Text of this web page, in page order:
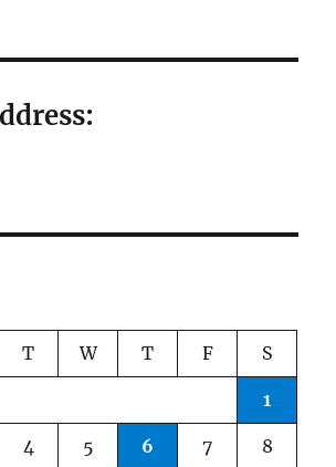
T W T F S
1
4 5 6 7 8